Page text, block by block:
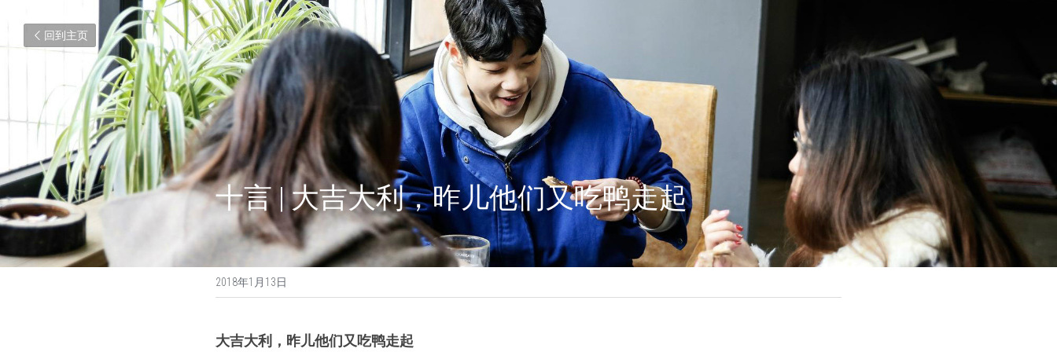
回到主页
十言 | 大吉大利，昨儿他们又吃鸭走起
2018年1月13日
大吉大利，昨儿他们又吃鸭走起